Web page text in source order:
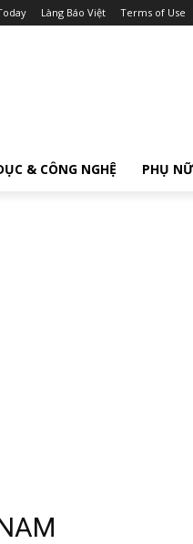
Làng Báo Việt Terms of Use
& CÔNG NGHỆ PHỤ NỮ